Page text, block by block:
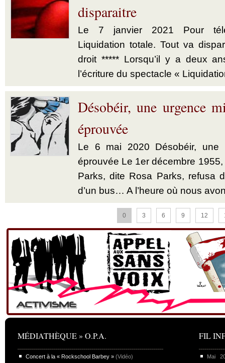
disparaitre
Le 7 janvier 2021 Pour
Liquidation totale. Tout va
droit ***** Lorsqu’il y a deux
l’écriture du spectacle «
Désobéir, une urgence
éprouvée
Le 6 mai 2020 Désobéir, une
éprouvée Le 1er décembre
Parks, dite Rosa Parks, refusa
d’un bus… A l’heure où nous
0 3 6 9 12
MÉDIATHÈQUE » O.P.A.
Concert à la « Rockschool Barbey » (Vidéo)
FIL
Mai